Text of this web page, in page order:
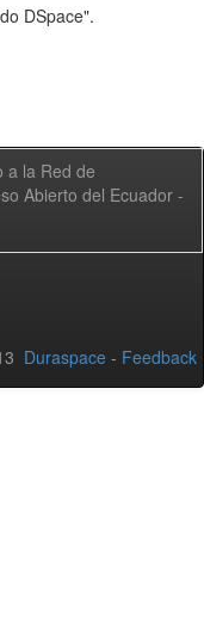
DSpace".
a la Red de
Abierto del Ecuador -
Duraspace - Feedback